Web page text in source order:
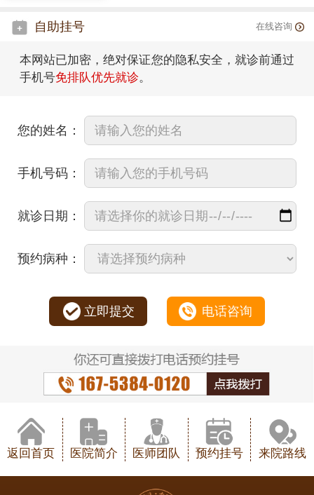
自助挂号 在线咨询
本网站已加密，绝对保证您的隐私安全，就诊前通过
手机号免排队优先就诊。
您的姓名：
手机号码：
就诊日期：
预约病种：
立即提交 电话咨询
返回首页 医院简介 医师团队 预约挂号 来院路线